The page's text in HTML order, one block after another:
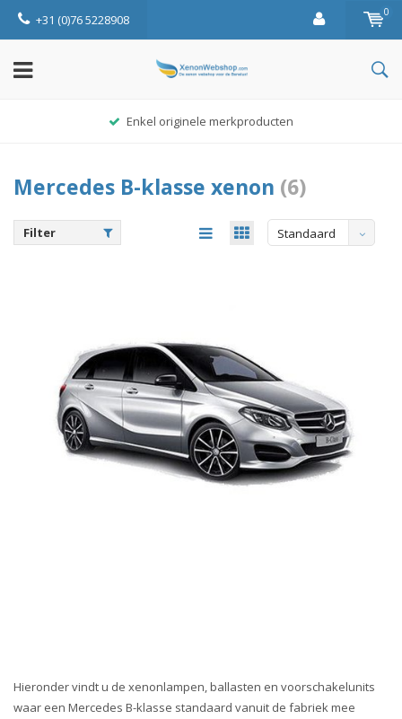
+31 (0)76 5228908 0
Enkel originele merkproducten
Mercedes B-klasse xenon (6)
Filter Standaard
Hieronder vindt u de xenonlampen, ballasten en voorschakelunits
waar een Mercedes B-klasse standaard vanuit de fabriek mee